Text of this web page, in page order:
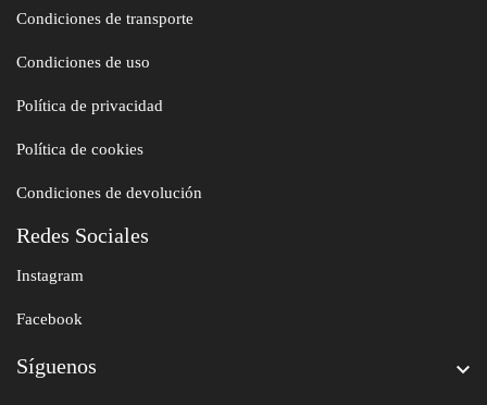
Condiciones de transporte
Condiciones de uso
Política de privacidad
Política de cookies
Condiciones de devolución
Redes Sociales
Instagram
Facebook
Síguenos 